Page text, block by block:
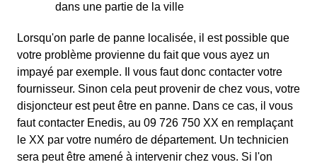
dans une partie de la ville
Lorsqu'on parle de panne localisée, il est possible que
votre problème provienne du fait que vous ayez un
impayé par exemple. Il vous faut donc contacter votre
fournisseur. Sinon cela peut provenir de chez vous, votre
disjoncteur est peut être en panne. Dans ce cas, il vous
faut contacter Enedis, au 09 726 750 XX en remplaçant
le XX par votre numéro de département. Un technicien
sera peut être amené à intervenir chez vous. Si l'on